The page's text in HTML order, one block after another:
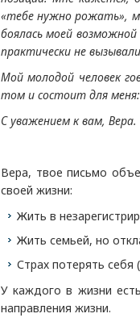
«тебе нужно рожать»,
боялась моей
практически не
Мой молодой человек
том и состоит для
С уважением к вам, Вера.
Вера, твое письмо
своей жизни:
Жить в
Жить семьей, но
Страх потерять
У каждого в жизни
направления жизни.